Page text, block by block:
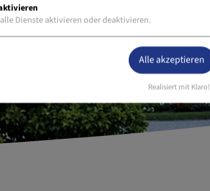
Dienste aktivieren oder deaktivieren.
Alle akzeptieren
Realisiert mit Klaro!